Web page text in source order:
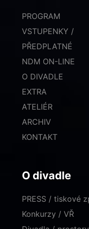
PROGRAM
VSTUPENKY /
PŘEDPLATNÉ
NDM ON-LINE
O DIVADLE
EXTRA
ATELIÉR
ARCHIV
KONTAKT
O divadle
PRESS / tiskové
Konkurzy / VŘ